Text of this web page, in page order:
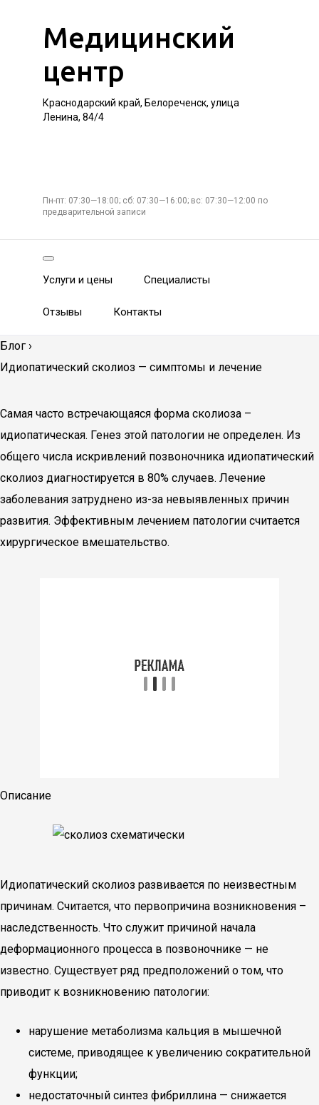
Медицинский
центр
Краснодарский край, Белореченск, улица
Ленина, 84/4
Пн-пт: 07:30—18:00; сб: 07:30—16:00; вс: 07:30—12:00 по
предварительной записи
Услуги и цены Специалисты
Отзывы Контакты
Блог ›
Идиопатический сколиоз — симптомы и лечение
Самая часто встречающаяся форма сколиоза –
идиопатическая. Генез этой патологии не определен. Из
общего числа искривлений позвоночника идиопатический
сколиоз диагностируется в 80% случаев. Лечение
заболевания затруднено из-за невыявленных причин
развития. Эффективным лечением патологии считается
хирургическое вмешательство.
Описание
Идиопатический сколиоз развивается по неизвестным
причинам. Считается, что первопричина возникновения –
наследственность. Что служит причиной начала
деформационного процесса в позвоночнике — не
известно. Существует ряд предположений о том, что
приводит к возникновению патологии:
нарушение метаболизма кальция в мышечной
системе, приводящее к увеличению сократительной
функции;
недостаточный синтез фибриллина — снижается